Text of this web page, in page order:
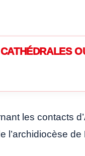
les contacts
l’archidiocèse de